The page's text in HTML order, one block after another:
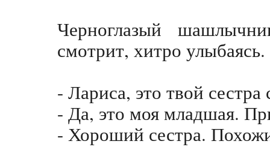
Черноглазый
смотрит, хитро улыбаясь.
- Лариса, это твой
- Да, это моя младшая.
- Хороший сестра.